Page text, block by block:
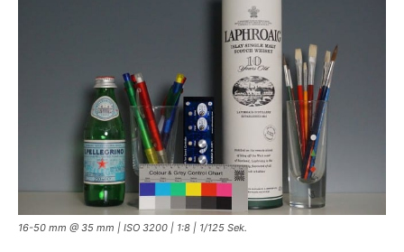
16-50 mm @ 35 mm | ISO 3200 | 1:8 | 1/125 Sek.